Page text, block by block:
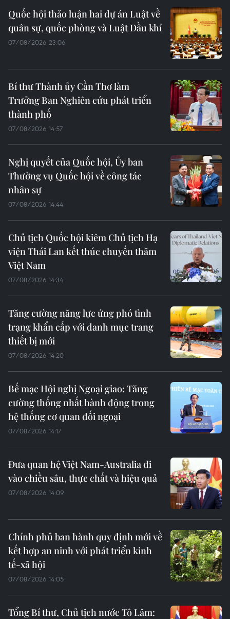
Quốc hội thảo luận hai dự án Luật về
quân sự, quốc phòng và Luật Dầu khí
07/08/2026 23:06
Bí thư Thành ủy Cần Thơ làm
Trưởng Ban Nghiên cứu phát triển
thành phố
07/08/2026 14:57
Nghị quyết của Quốc hội, Ủy ban
Thường vụ Quốc hội về công tác
nhân sự
07/08/2026 14:44
Chủ tịch Quốc hội kiêm Chủ tịch Hạ
viện Thái Lan kết thúc chuyến thăm
Việt Nam
07/08/2026 14:34
Tăng cường năng lực ứng phó tình
trạng khẩn cấp với danh mục trang
thiết bị mới
07/08/2026 14:20
Bế mạc Hội nghị Ngoại giao: Tăng
cường thống nhất hành động trong
hệ thống cơ quan đối ngoại
07/08/2026 14:17
Đưa quan hệ Việt Nam-Australia đi
vào chiều sâu, thực chất và hiệu quả
07/08/2026 14:09
Chính phủ ban hành quy định mới về
kết hợp an ninh với phát triển kinh
tế-xã hội
07/08/2026 14:05
Tổng Bí thư, Chủ tịch nước Tô Lâm: